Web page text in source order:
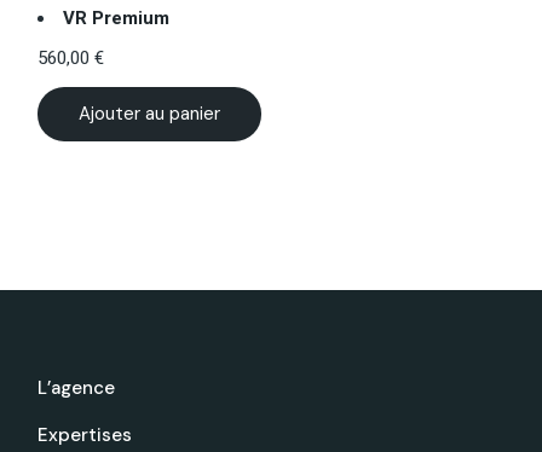
VR Premium
560,00€
Ajouter au panier
L’agence
Expertises